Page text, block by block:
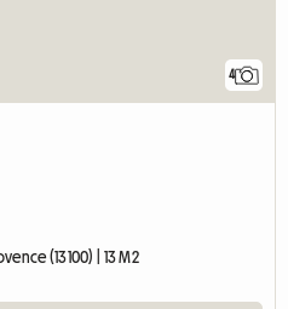
4
(13100) | 13 M2